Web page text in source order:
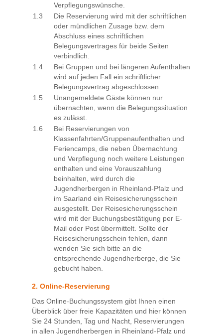
Verpflegungswünsche.
1.3
Die Reservierung wird mit der schriftlichen
oder mündlichen Zusage bzw. dem
Abschluss eines schriftlichen
Belegungsvertrages für beide Seiten
verbindlich.
1.4
Bei Gruppen und bei längeren Aufenthalten
wird auf jeden Fall ein schriftlicher
Belegungsvertrag abgeschlossen.
1.5
Unangemeldete Gäste können nur
übernachten, wenn die Belegungssituation
es zulässt.
1.6
Bei Reservierungen von
Klassenfahrten/Gruppenaufenthalten und
Feriencamps, die neben Übernachtung
und Verpflegung noch weitere Leistungen
enthalten und eine Vorauszahlung
beinhalten, wird durch die
Jugendherbergen in Rheinland-Pfalz und
im Saarland ein Reisesicherungsschein
ausgestellt. Der Reisesicherungsschein
wird mit der Buchungsbestätigung per E-
Mail oder Post übermittelt. Sollte der
Reisesicherungsschein fehlen, dann
wenden Sie sich bitte an die
entsprechende Jugendherberge, die Sie
gebucht haben.
2. Online-Reservierung
Das Online-Buchungssystem gibt Ihnen einen
Überblick über freie Kapazitäten und hier können
Sie 24 Stunden, Tag und Nacht, Reservierungen
in allen Jugendherbergen in Rheinland-Pfalz und